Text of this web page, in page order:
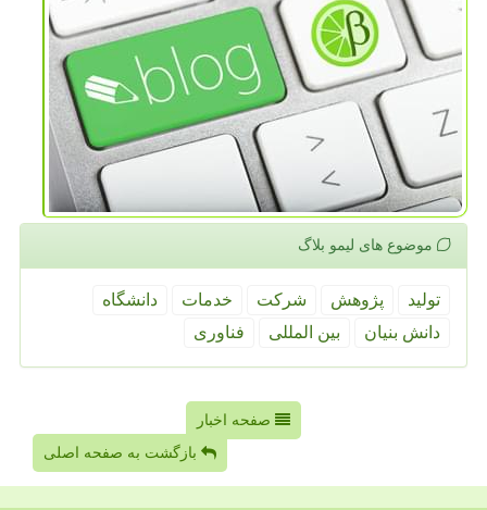
موضوع های لیمو بلاگ
تولید پژوهش شركت خدمات
دانشگاه
دانش بنیان
بین المللی فناوری
صفحه اخبار
بازگشت به صفحه اصلی